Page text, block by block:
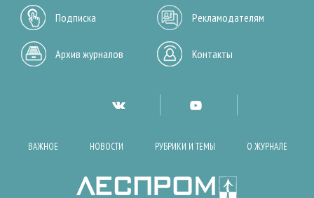
Подписка Рекламодателям
Архив журналов Контакты
ВАЖНОЕ НОВОСТИ РУБРИКИ И ТЕМЫ О ЖУРНАЛЕ